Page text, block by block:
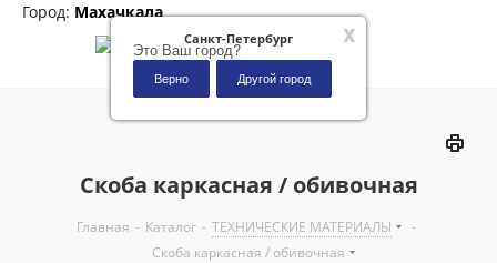
x
Санкт-Петербург
Это Ваш город?
Верно Другой город
Город: Махачкала
Скоба каркасная / обивочная
Главная - Каталог - ТЕХНИЧЕСКИЕ МАТЕРИАЛЫ
-
Скоба каркасная / обивочная